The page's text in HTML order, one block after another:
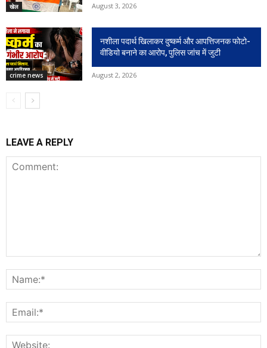
खेल August 3, 2026
crime news
नशीला पदार्थ खिलाकर दुष्कर्म और आपत्तिजनक फोटो-
वीडियो बनाने का आरोप, पुलिस जांच में जुटी
August 2, 2026
LEAVE A REPLY